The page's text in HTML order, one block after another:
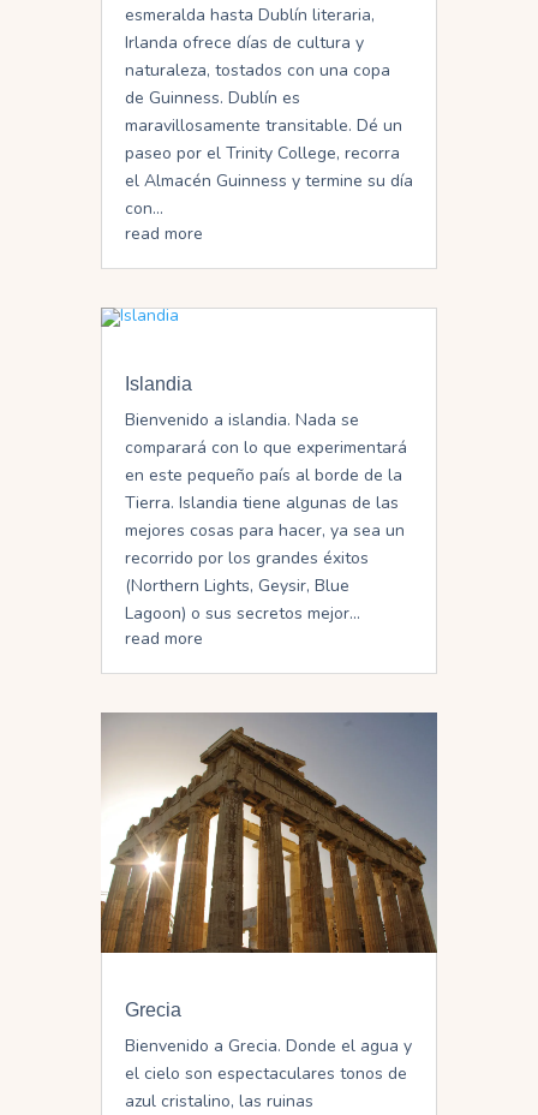
esmeralda hasta Dublín literaria,
Irlanda ofrece días de cultura y
naturaleza, tostados con una copa
de Guinness. Dublín es
maravillosamente transitable. Dé un
paseo por el Trinity College, recorra
el Almacén Guinness y termine su día
con...
read more
Islandia
Bienvenido a islandia. Nada se
comparará con lo que experimentará
en este pequeño país al borde de la
Tierra. Islandia tiene algunas de las
mejores cosas para hacer, ya sea un
recorrido por los grandes éxitos
(Northern Lights, Geysir, Blue
Lagoon) o sus secretos mejor...
read more
Grecia
Bienvenido a Grecia. Donde el agua y
el cielo son espectaculares tonos de
azul cristalino, las ruinas